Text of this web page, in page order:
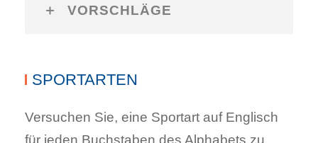
VORSCHLÄGE
SPORTARTEN
Versuchen Sie, eine Sportart auf Englisch
für jeden Buchstaben des Alphabets zu